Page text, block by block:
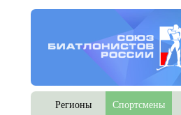
Регионы Спортсмены